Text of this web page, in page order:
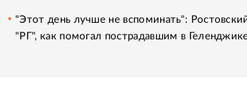
"Этот день лучше не вспоминать":
"РГ", как помогал пострадавшим в